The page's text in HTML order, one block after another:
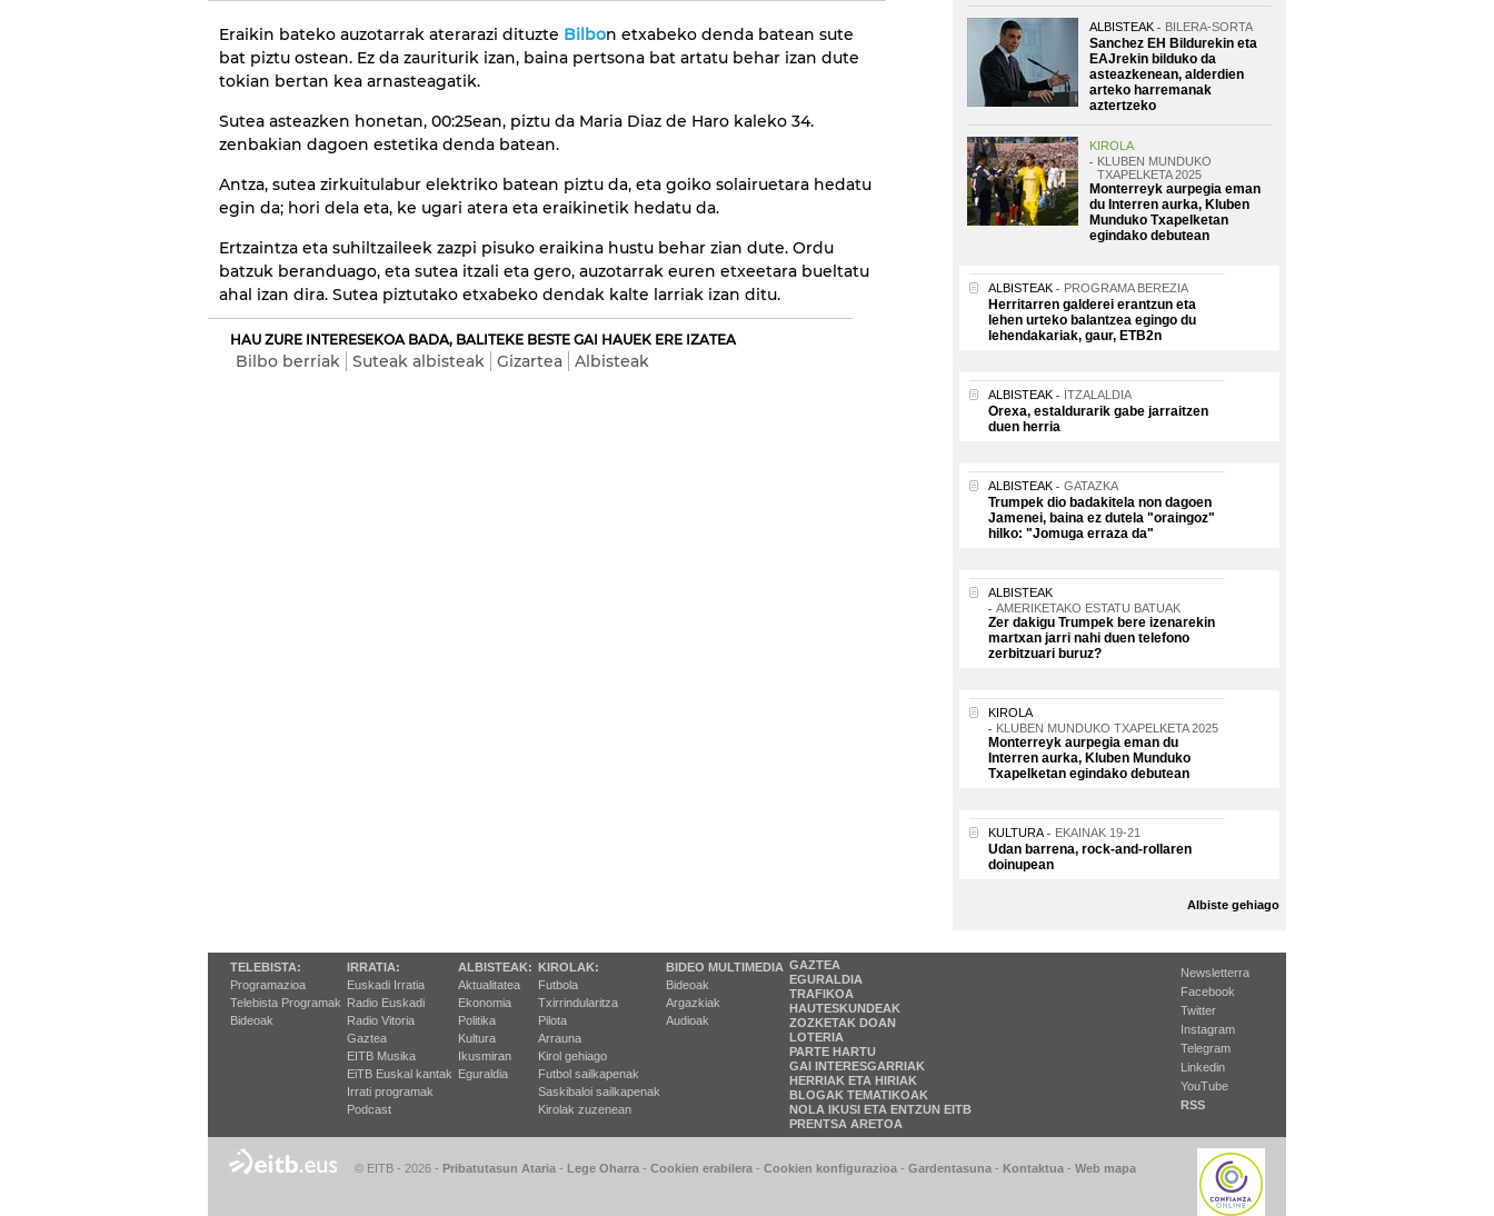
Eraikin bateko auzotarrak aterarazi dituzte Bilbon etxabeko denda batean sute
bat piztu ostean. Ez da zauriturik izan, baina pertsona bat artatu behar izan dute
tokian bertan kea arnasteagatik.
Sutea asteazken honetan, 00:25ean, piztu da Maria Diaz de Haro kaleko 34.
zenbakian dagoen estetika denda batean.
Antza, sutea zirkuitulabur elektriko batean piztu da, eta goiko solairuetara hedatu
egin da; hori dela eta, ke ugari atera eta eraikinetik hedatu da.
Ertzaintza eta suhiltzaileek zazpi pisuko eraikina hustu behar zian dute. Ordu
batzuk beranduago, eta sutea itzali eta gero, auzotarrak euren etxeetara bueltatu
ahal izan dira. Sutea piztutako etxabeko dendak kalte larriak izan ditu.
HAU ZURE INTERESEKOA BADA, BALITEKE BESTE GAI HAUEK ERE IZATEA
Bilbo berriak Suteak albisteak Gizartea Albisteak
ALBISTEAK BILERA-SORTA
Sanchez EH Bildurekin eta
EAJrekin bilduko da
asteazkenean, alderdien
arteko harremanak
aztertzeko
KIROLA
KLUBEN MUNDUKO
TXAPELKETA 2025
Monterreyk aurpegia eman
du Interren aurka, Kluben
Munduko Txapelketan
egindako debutean
ALBISTEAK PROGRAMA BEREZIA
Herritarren galderei erantzun eta
lehen urteko balantzea egingo du
lehendakariak, gaur, ETB2n
ALBISTEAK ITZALALDIA
Orexa, estaldurarik gabe jarraitzen
duen herria
ALBISTEAK GATAZKA
Trumpek dio badakitela non dagoen
Jamenei, baina ez dutela "oraingoz"
hilko: "Jomuga erraza da"
ALBISTEAK
AMERIKETAKO ESTATU BATUAK
Zer dakigu Trumpek bere izenarekin
martxan jarri nahi duen telefono
zerbitzuari buruz?
KIROLA
KLUBEN MUNDUKO TXAPELKETA 2025
Monterreyk aurpegia eman du
Interren aurka, Kluben Munduko
Txapelketan egindako debutean
KULTURA EKAINAK 19-21
Udan barrena, rock-and-rollaren
doinupean
Albiste gehiago
TELEBISTA:
Programazioa
Telebista Programak
Bideoak
IRRATIA:
Euskadi Irratia
Radio Euskadi
Radio Vitoria
Gaztea
EITB Musika
EiTB Euskal kantak
Irrati programak
Podcast
ALBISTEAK:
Aktualitatea
Ekonomia
Politika
Kultura
Ikusmiran
Eguraldia
KIROLAK:
Futbola
Txirrindularitza
Pilota
Arrauna
Kirol gehiago
Futbol sailkapenak
Saskibaloi sailkapenak
Kirolak zuzenean
BIDEO MULTIMEDIA
Bideoak
Argazkiak
Audioak
GAZTEA
EGURALDIA
TRAFIKOA
HAUTESKUNDEAK
ZOZKETAK DOAN
LOTERIA
PARTE HARTU
GAI INTERESGARRIAK
HERRIAK ETA HIRIAK
BLOGAK TEMATIKOAK
NOLA IKUSI ETA ENTZUN EITB
PRENTSA ARETOA
Newsletterra
Facebook
Twitter
Instagram
Telegram
Linkedin
YouTube
RSS
© EITB - 2026 - Pribatutasun Ataria - Lege Oharra - Cookien erabilera - Cookien konfigurazioa - Gardentasuna - Kontaktua - Web mapa